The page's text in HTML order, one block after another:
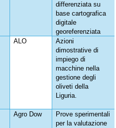
differenziata su
base cartografica
digitale
georeferenziata
ALO
Azioni
dimostrative di
impiego di
macchine nella
gestione degli
oliveti della
Liguria.
Agro Dow
Prove sperimentali
per la valutazione